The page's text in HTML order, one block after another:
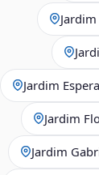
Jardim
Jardim
Jardim